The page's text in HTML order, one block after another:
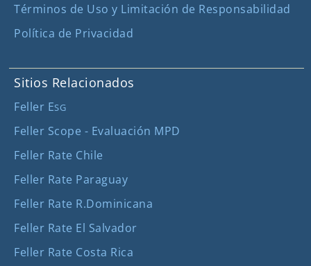
Términos de Uso y Limitación de Responsabilidad
Política de Privacidad
Sitios Relacionados
Feller ESG
Feller Scope - Evaluación MPD
Feller Rate Chile
Feller Rate Paraguay
Feller Rate R.Dominicana
Feller Rate El Salvador
Feller Rate Costa Rica